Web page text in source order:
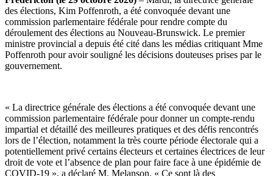
des élections, Kim Poffenroth, a été convoquée devant une
commission parlementaire fédérale pour rendre compte du
déroulement des élections au Nouveau-Brunswick. Le premier
ministre provincial a depuis été cité dans les médias critiquant Mme
Poffenroth pour avoir souligné les décisions douteuses prises par le
gouvernement.
« La directrice générale des élections a été convoquée devant une
commission parlementaire fédérale pour donner un compte-rendu
impartial et détaillé des meilleures pratiques et des défis rencontrés
lors de l’élection, notamment la très courte période électorale qui a
potentiellement privé certains électeurs et certaines électrices de leur
droit de vote et l’absence de plan pour faire face à une épidémie de
COVID-19 », a déclaré M. Melanson. « Ce sont là des